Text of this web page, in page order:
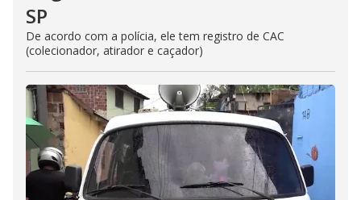
SP
De acordo com a polícia, ele tem registro de CAC
(colecionador, atirador e caçador)